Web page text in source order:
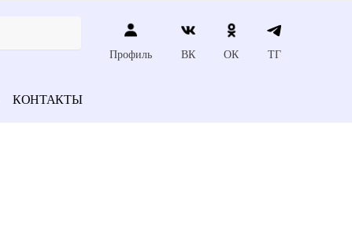
Профиль ВК ОК ТГ
КОНТАКТЫ